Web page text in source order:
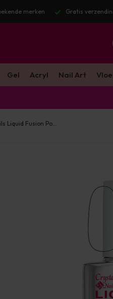
merken Gratis
Gel Acryl Nail Art
Liquid Fusion Po...